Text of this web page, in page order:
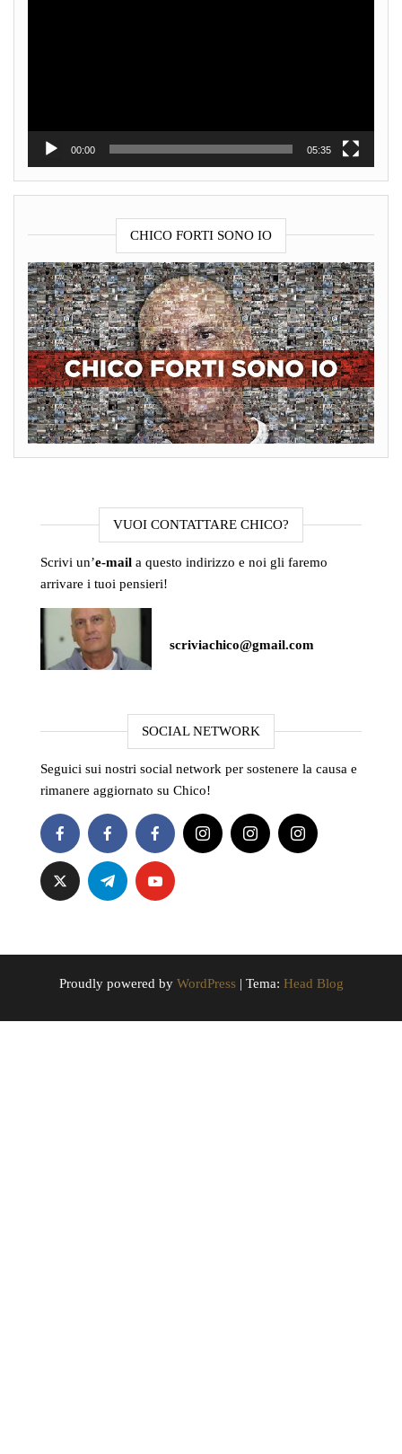
00:00 05:35
CHICO FORTI SONO IO
VUOI CONTATTARE CHICO?
Scrivi un’e-mail a questo indirizzo e noi gli faremo
arrivare i tuoi pensieri!
scriviachico@gmail.com
SOCIAL NETWORK
Seguici sui nostri social network per sostenere la causa e
rimanere aggiornato su Chico!
Proudly powered by WordPress | Tema: Head Blog